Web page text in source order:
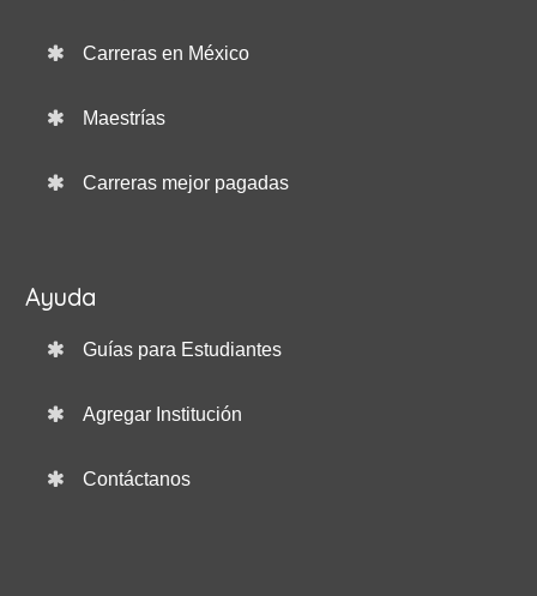
Carreras en México
Maestrías
Carreras mejor pagadas
Ayuda
Guías para Estudiantes
Agregar Institución
Contáctanos